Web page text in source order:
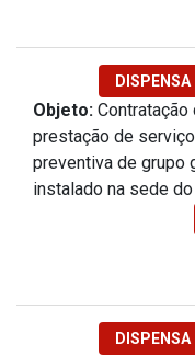
Objeto:
prestação de
preventiva de grupo
instalado na sede do